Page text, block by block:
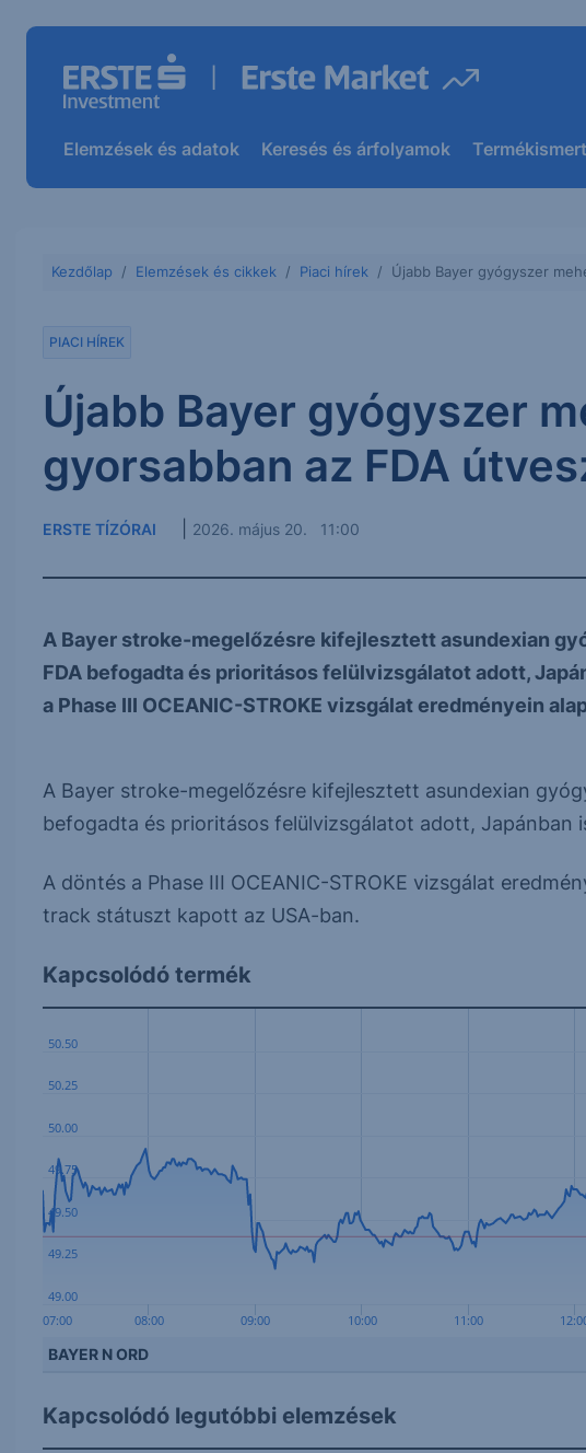
Elemzések és adatok Keresés és árfolyamok
Kezdőlap Elemzések és cikkek Piaci hírek Újabb Bayer gyógyszer
PIACI HÍREK
Újabb Bayer gyógyszer
gyorsabban az FDA
ERSTE TÍZÓRAI 2026. május 20. 11:00
A Bayer stroke-megelőzésre kifejlesztett asundexian
FDA befogadta és prioritásos felülvizsgálatot adott,
a Phase III OCEANIC-STROKE vizsgálat eredményein
A Bayer stroke-megelőzésre kifejlesztett asundexian
befogadta és prioritásos felülvizsgálatot adott, Japánban
A döntés a Phase III OCEANIC-STROKE vizsgálat
track státuszt kapott az USA-ban.
Kapcsolódó termék
07:00 08:00 09:00 10:00 11:00
49.00
49.25
49.50
49.75
50.00
50.25
50.50
BAYER N ORD
Kapcsolódó legutóbbi elemzések